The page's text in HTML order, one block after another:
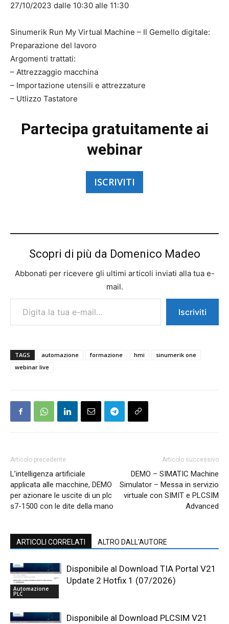
27/10/2023 dalle 10:30 alle 11:30
Sinumerik Run My Virtual Machine – Il Gemello digitale:
Preparazione del lavoro
Argomenti trattati:
– Attrezzaggio macchina
– Importazione utensili e attrezzature
– Utlizzo Tastatore
Partecipa gratuitamente ai
webinar
ISCRIVITI
Scopri di più da Domenico Madeo
Abbonati per ricevere gli ultimi articoli inviati alla tua e-
mail.
Digita la tua e-mail...
Iscriviti
TAGS automazione formazione hmi
sinumerik one
webinar live
Articolo precedente
L’intelligenza artificiale
applicata alle macchine, DEMO
per azionare le uscite di un plc
s7-1500 con le dite della mano
Articolo successivo
DEMO – SIMATIC Machine
Simulator – Messa in servizio
virtuale con SIMIT e PLCSIM
Advanced
ARTICOLI CORRELATI ALTRO DALL'AUTORE
Automazione
PLC
Disponibile al Download TIA Portal V21
Update 2 Hotfix 1 (07/2026)
Disponibile al Download PLCSIM V21